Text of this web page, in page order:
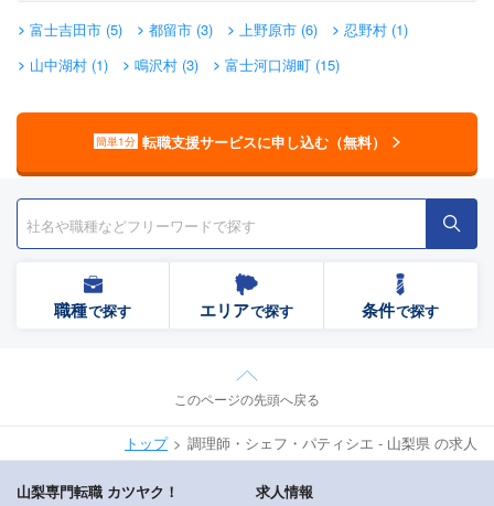
富士吉田市 (5) 都留市 (3) 上野原市 (6)
忍野村 (1)
山中湖村 (1)
鳴沢村 (3) 富士河口湖町 (15)
簡単1分 転職支援サービスに申し込む（無料）
職種で探す エリアで探す 条件で探す
このページの先頭へ戻る
トップ 調理師・シェフ・パティシエ - 山梨県 の求人
山梨専門転職 カツヤク！ 求人情報